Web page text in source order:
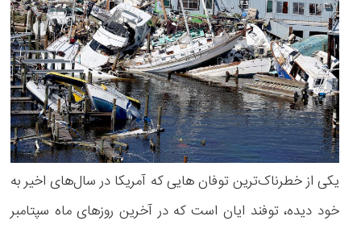
یکی از خطرناک‌ترین توفان هایی که آمریکا در سال‌های اخیر به
خود دیده، توفند ایان است که در آخرین روزهای ماه سپتامبر